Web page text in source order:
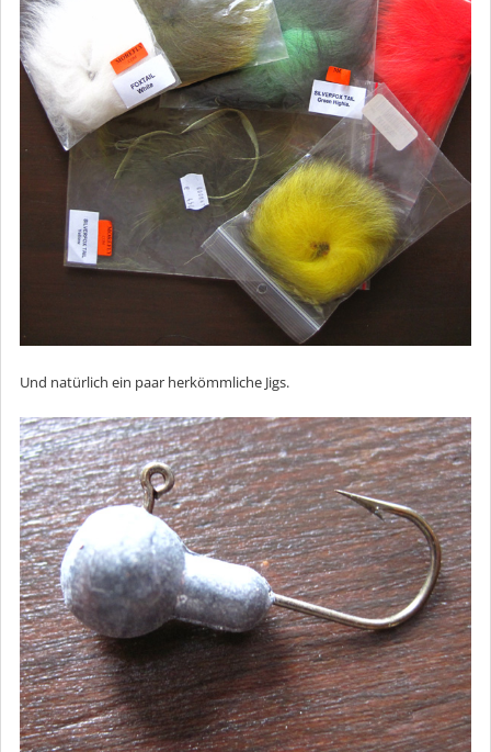
Und natürlich ein paar herkömmliche Jigs.